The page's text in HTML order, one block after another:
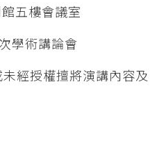
五樓會議室
學術講論會
經授權擅將演講內容及